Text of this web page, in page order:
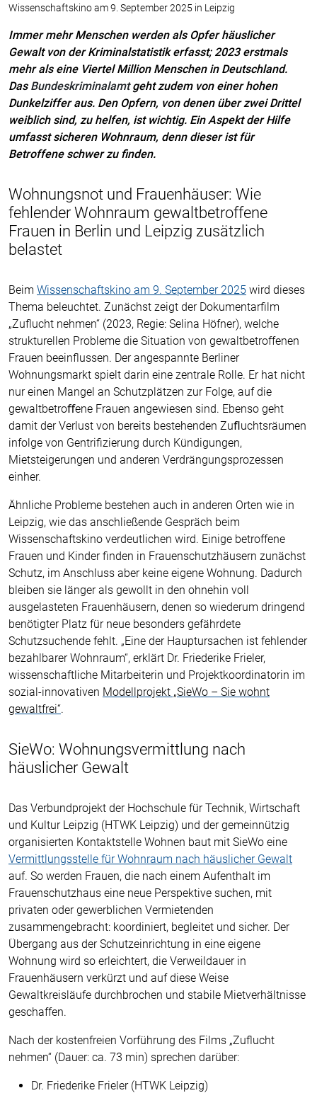
Wissenschaftskino am 9. September 2025 in Leipzig
Immer mehr Menschen werden als Opfer häuslicher
Gewalt von der Kriminalstatistik erfasst; 2023 erstmals
mehr als eine Viertel Million Menschen in Deutschland.
Das Bundeskriminalamtgeht zudem von einer hohen
Dunkelziffer aus. Den Opfern, von denen über zwei Drittel
weiblich sind, zu helfen, ist wichtig. Ein Aspekt der Hilfe
umfasst sicheren Wohnraum, denn dieser ist für
Betroffene schwer zu finden.
Wohnungsnot und Frauenhäuser: Wie
fehlender Wohnraum gewaltbetroffene
Frauen in Berlin und Leipzig zusätzlich
belastet
Beim Wissenschaftskino am 9. September 2025 wird dieses
Thema beleuchtet. Zunächst zeigt der Dokumentarfilm
„Zuflucht nehmen“ (2023, Regie: Selina Höfner), welche
strukturellen Probleme die Situation von gewaltbetroffenen
Frauen beeinflussen. Der angespannte Berliner
Wohnungsmarkt spielt darin eine zentrale Rolle. Er hat nicht
nur einen Mangel an Schutzplätzen zur Folge, auf die
gewaltbetroﬀene Frauen angewiesen sind. Ebenso geht
damit der Verlust von bereits bestehenden Zuﬂuchtsräumen
infolge von Gentrifizierung durch Kündigungen,
Mietsteigerungen und anderen Verdrängungsprozessen
einher.
Ähnliche Probleme bestehen auch in anderen Orten wie in
Leipzig, wie das anschließende Gespräch beim
Wissenschaftskino verdeutlichen wird. Einige betroffene
Frauen und Kinder finden in Frauenschutzhäusern zunächst
Schutz, im Anschluss aber keine eigene Wohnung. Dadurch
bleiben sie länger als gewollt in den ohnehin voll
ausgelasteten Frauenhäusern, denen so wiederum dringend
benötigter Platz für neue besonders gefährdete
Schutzsuchende fehlt. „Eine der Hauptursachen ist fehlender
bezahlbarer Wohnraum“, erklärt Dr. Friederike Frieler,
wissenschaftliche Mitarbeiterin und Projektkoordinatorin im
sozial-innovativen Modellprojekt „SieWo – Sie wohnt
gewaltfrei“.
SieWo: Wohnungsvermittlung nach
häuslicher Gewalt
Das Verbundprojekt der Hochschule für Technik, Wirtschaft
und Kultur Leipzig (HTWK Leipzig) und der gemeinnützig
organisierten Kontaktstelle Wohnen baut mit SieWo eine
Vermittlungsstelle für Wohnraum nach häuslicher Gewalt
auf. So werden Frauen, die nach einem Aufenthalt im
Frauenschutzhaus eine neue Perspektive suchen, mit
privaten oder gewerblichen Vermietenden
zusammengebracht: koordiniert, begleitet und sicher. Der
Übergang aus der Schutzeinrichtung in eine eigene
Wohnung wird so erleichtert, die Verweildauer in
Frauenhäusern verkürzt und auf diese Weise
Gewaltkreisläufe durchbrochen und stabile Mietverhältnisse
geschaffen.
Nach der kostenfreien Vorführung des Films „Zuflucht
nehmen“ (Dauer: ca. 73 min) sprechen darüber:
Dr. Friederike Frieler (HTWK Leipzig)